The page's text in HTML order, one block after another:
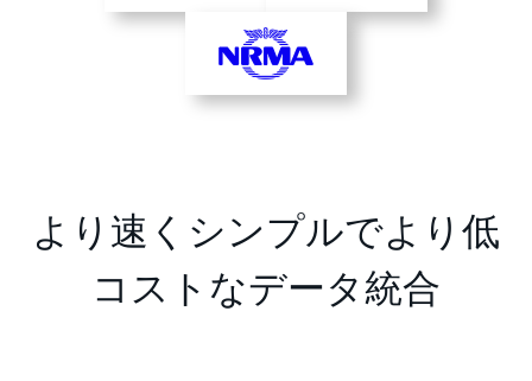
より速くシンプルでより低
コストなデータ統合